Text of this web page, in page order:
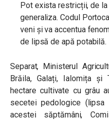
Pot exista restricții, de
generaliza. Codul
veni și va accentua
de lipsă de apă potabilă.
Separat, Ministerul
Brăila, Galați, Ialomița
hectare cultivate cu grâu
secetei pedologice
acestei săptămâni,